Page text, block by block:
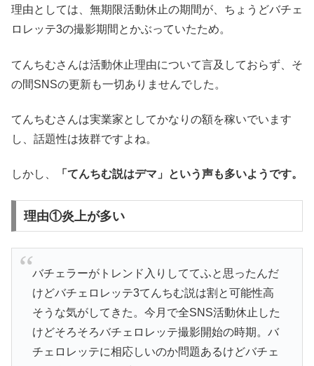
理由としては、無期限活動休止の期間が、ちょうどバチェ
ロレッテ3の撮影期間とかぶっていたため。
てんちむさんは活動休止理由について言及しておらず、そ
の間SNSの更新も一切ありませんでした。
てんちむさんは実業家としてかなりの額を稼いでいます
し、話題性は抜群ですよね。
しかし、 「てんちむ説はデマ」という声も多いようです。
理由①炎上が多い
バチェラーがトレンド入りしててふと思ったんだ
けどバチェロレッテ3てんちむ説は割と可能性高
そうな気がしてきた。今月で全SNS活動休止した
けどそろそろバチェロレッテ撮影開始の時期。バ
チェロレッテに相応しいのか問題あるけどバチェ